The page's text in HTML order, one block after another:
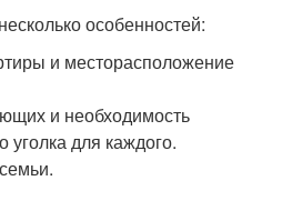
особенностей:
и месторасположение
и необходимость
уголка для каждого.